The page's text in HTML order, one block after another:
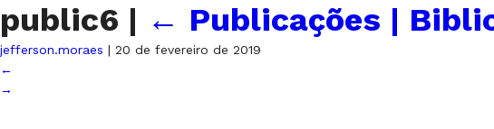
public6 | ← Publicações |
jefferson.moraes | 20 de fevereiro de 2019
←
→